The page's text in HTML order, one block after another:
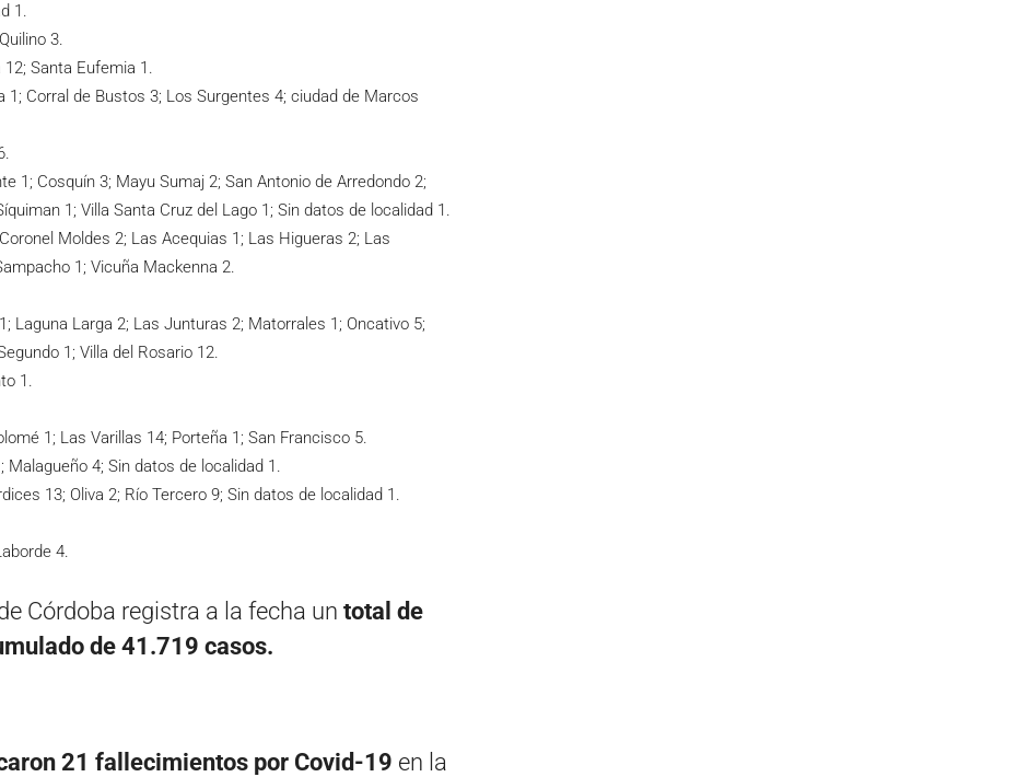
1.
3.
Santa Eufemia 1.
1; Corral de Bustos 3; Los Surgentes 4; ciudad de Marcos
1; Cosquín 3; Mayu Sumaj 2; San Antonio de Arredondo 2;
1; Villa Santa Cruz del Lago 1; Sin datos de localidad 1.
Moldes 2; Las Acequias 1; Las Higueras 2; Las
1; Vicuña Mackenna 2.
Laguna Larga 2; Las Junturas 2; Matorrales 1; Oncativo 5;
1; Villa del Rosario 12.
1.
1; Las Varillas 14; Porteña 1; San Francisco 5.
Malagueño 4; Sin datos de localidad 1.
13; Oliva 2; Río Tercero 9; Sin datos de localidad 1.
4.
Córdoba registra a la fecha un total de
de 41.719 casos.
21 fallecimientos por Covid-19 en la